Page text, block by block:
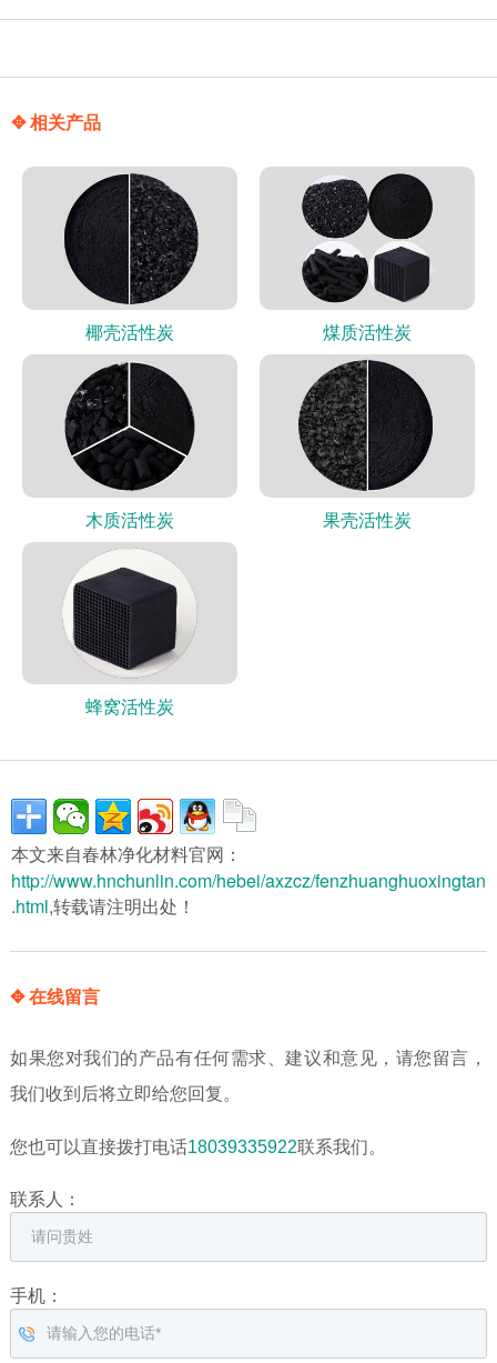
✥ 相关产品
椰壳活性炭 煤质活性炭
木质活性炭 果壳活性炭
蜂窝活性炭
本文来自春林净化材料官网：
http://www.hnchunlin.com/hebei/axzcz/fenzhuanghuoxingtan
.html,转载请注明出处！
✥ 在线留言
如果您对我们的产品有任何需求、建议和意见，请您留言，
我们收到后将立即给您回复。
您也可以直接拨打电话18039335922联系我们。
联系人：
手机：